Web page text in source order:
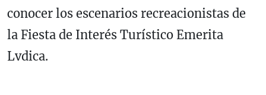
conocer los escenarios recreacionistas de
la Fiesta de Interés Turístico Emerita
Lvdica.